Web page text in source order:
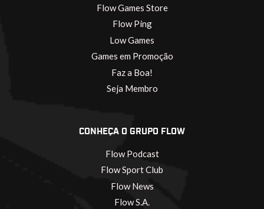
Flow Games Store
Flow Ping
Low Games
Games em Promoção
Faz a Boa!
Seja Membro
CONHEÇA O GRUPO FLOW
Flow Podcast
Flow Sport Club
Flow News
Flow S.A.